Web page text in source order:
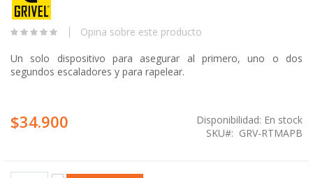
the
images
gallery
Opina sobre este producto
Un solo dispositivo para asegurar al primero, uno o dos
segundos escaladores y para rapelear.
$34.900 Disponibilidad: En stock
SKU
GRV-RTMAPB